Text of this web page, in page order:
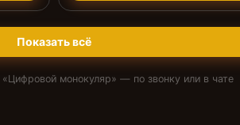
Показать всё
Цифровой монокуляр» — по звонку или в чате